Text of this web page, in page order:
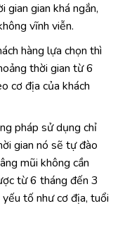
gian gian khá ngắn,
vĩnh viễn.
hàng lựa chọn thì
thời gian từ 6
cơ địa của khách
pháp sử dụng chỉ
gian nó sẽ tự đào
mũi không cần
từ 6 tháng đến 3
tố như cơ địa, tuổi